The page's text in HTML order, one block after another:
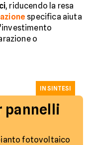
, riducendo la resa
specifica aiuta
o
pannelli
fotovoltaico
IN SINTESI